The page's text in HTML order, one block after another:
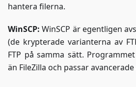
hantera filerna.
WinSCP: WinSCP är egentligen
(de krypterade varianterna av
FTP på samma sätt.
än FileZilla och passar